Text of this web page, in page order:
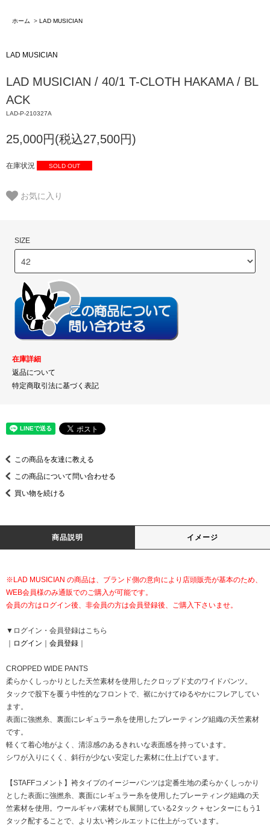
ホーム > LAD MUSICIAN
LAD MUSICIAN
LAD MUSICIAN / 40/1 T-CLOTH HAKAMA / BL
ACK
LAD-P-210327A
25,000円(税込27,500円)
在庫状況 SOLD OUT
お気に入り
SIZE
在庫詳細
返品について
特定商取引法に基づく表記
この商品を友達に教える
この商品について問い合わせる
買い物を続ける
商品説明 イメージ
※LAD MUSICIAN の商品は、ブランド側の意向により店頭販売が基本のため、
WEB会員様のみ通販でのご購入が可能です。
会員の方はログイン後、非会員の方は会員登録後、ご購入下さいませ。
▼ログイン・会員登録はこちら
ログイン 会員登録
CROPPED WIDE PANTS
柔らかくしっかりとした天竺素材を使用したクロップド丈のワイドパンツ。
タックで股下を覆う中性的なフロントで、裾にかけてゆるやかにフレアしてい
ます。
表面に強撚糸、裏面にレギュラー糸を使用したプレーティング組織の天竺素材
です。
軽くて着心地がよく、清涼感のあるきれいな表面感を持っています。
シワが入りにくく、斜行が少ない安定した素材に仕上げています。
【STAFFコメント】袴タイプのイージーパンツは定番生地の柔らかくしっかり
とした表面に強撚糸、裏面にレギュラー糸を使用したプレーティング組織の天
竺素材を使用。ウールギャバ素材でも展開している2タック＋センターにもう1
タック配することで、より太い袴シルエットに仕上がっています。